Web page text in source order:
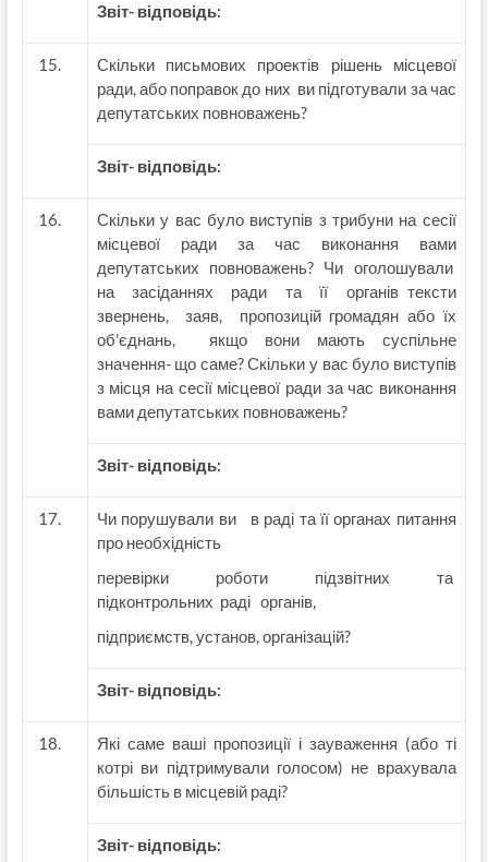
Звіт- відповідь:
Скільки письмових проектів рішень місцевої
ради, або поправок до них ви підготували за час
депутатських повноважень?
Звіт- відповідь:
Скільки у вас було виступів з трибуни на сесії
місцевої ради за час виконання вами
депутатських повноважень? Чи оголошували
на засіданнях ради та її органів тексти
звернень, заяв, пропозицій громадян або їх
об'єднань, якщо вони мають суспільне
значення- що саме? Скільки у вас було виступів
з місця на сесії місцевої ради за час виконання
вами депутатських повноважень?
Звіт- відповідь:
Чи порушували ви в раді та її органах питання
про необхідність
перевірки роботи підзвітних та
підконтрольних раді органів,
підприємств, установ, організацій?
Звіт- відповідь:
Які саме ваші пропозиції і зауваження (або ті
котрі ви підтримували голосом) не врахувала
більшість в місцевій раді?
Звіт- відповідь: